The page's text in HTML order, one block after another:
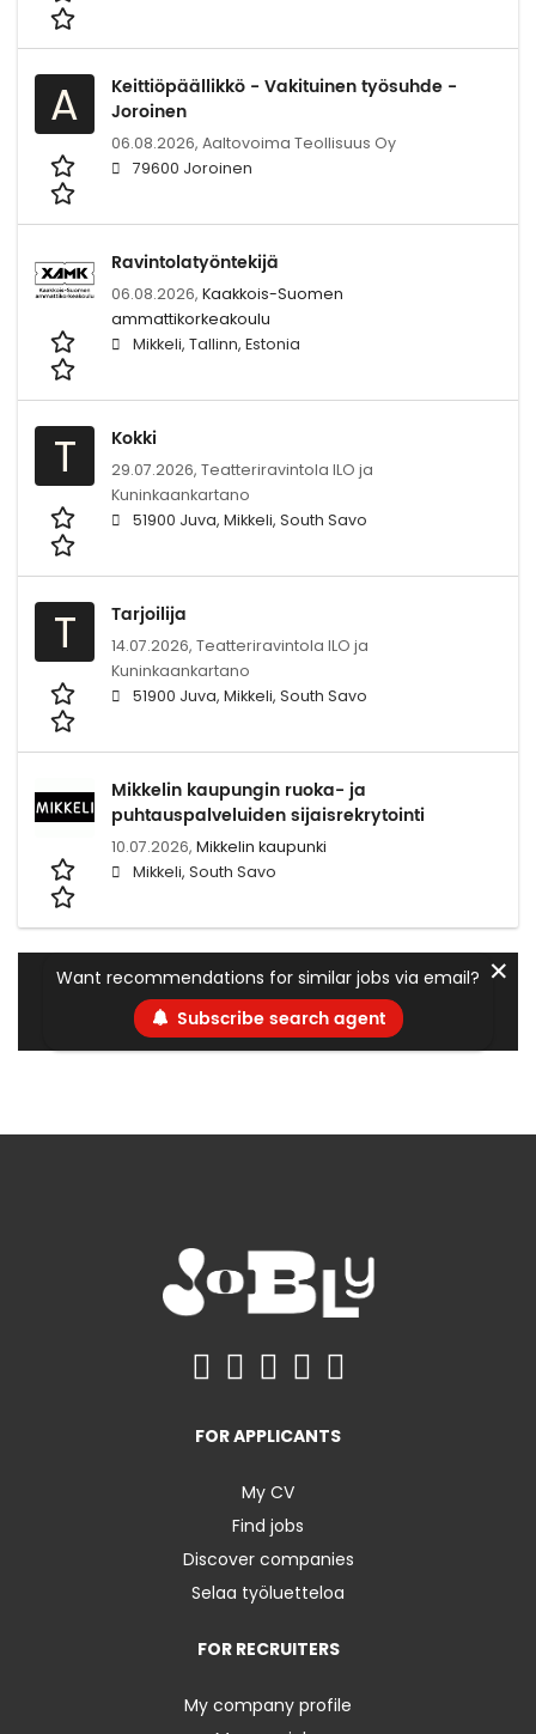
A
Keittiöpäällikkö - Vakituinen työsuhde -
Joroinen
06.08.2026, Aaltovoima Teollisuus Oy
79600 Joroinen
Ravintolatyöntekijä
06.08.2026, Kaakkois-Suomen
ammattikorkeakoulu
Mikkeli, Tallinn, Estonia
T Kokki
29.07.2026, Teatteriravintola ILO ja
Kuninkaankartano
51900 Juva, Mikkeli, South Savo
T Tarjoilija
14.07.2026, Teatteriravintola ILO ja
Kuninkaankartano
51900 Juva, Mikkeli, South Savo
Mikkelin kaupungin ruoka- ja
puhtauspalveluiden sijaisrekrytointi
10.07.2026, Mikkelin kaupunki
Mikkeli, South Savo
Want recommendations for similar jobs via email?
Subscribe search agent
✕
FOR APPLICANTS
My CV
Find jobs
Discover companies
Selaa työluetteloa
FOR RECRUITERS
My company profile